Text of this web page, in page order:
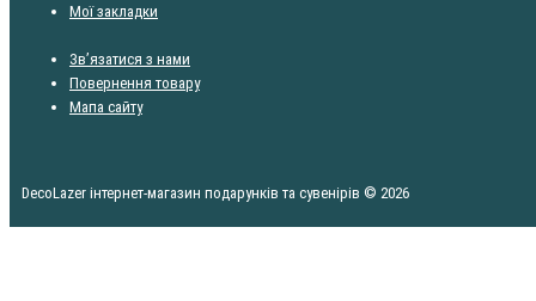
Мої закладки
Зв’язатися з нами
Повернення товару
Мапа сайту
DecoLazer інтернет-магазин подарунків та сувенірів © 2026